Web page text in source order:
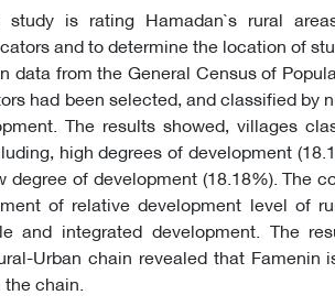
is rating Hamadan`s rural
and to determine the location of
data from the General Census of
had been selected, and classified by
The results showed, villages
high degrees of development
degree of development (18.18%). The
of relative development level of
and integrated development. The
Urban chain revealed that Famenin
chain.